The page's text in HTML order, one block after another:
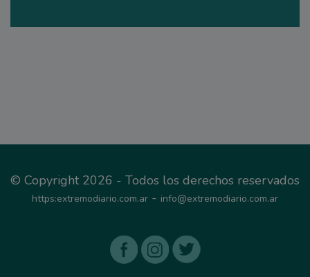
© Copyright 2026 - Todos los derechos reservados
https:extremodiario.com.ar - info@extremodiario.com.ar